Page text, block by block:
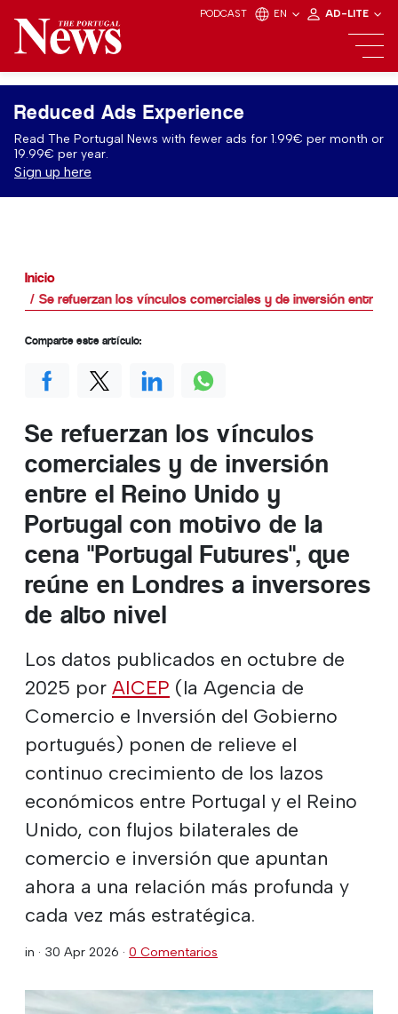
PODCAST EN AD-LITE
Reduced Ads Experience
Read The Portugal News with fewer ads for 1.99€ per month or
19.99€ per year.
Sign up here
Inicio
Se refuerzan los vínculos comerciales y de inversión entre
Se refuerzan los vínculos
comerciales y de inversión
entre el Reino Unido y
Portugal con motivo de la
cena "Portugal Futures", que
reúne en Londres a inversores
de alto nivel
Los datos publicados en octubre de
2025 por AICEP (la Agencia de
Comercio e Inversión del Gobierno
portugués) ponen de relieve el
continuo crecimiento de los lazos
económicos entre Portugal y el Reino
Unido, con flujos bilaterales de
comercio e inversión que apuntan
ahora a una relación más profunda y
cada vez más estratégica.
in · 30 Apr 2026 · 0 Comentarios
Comparte este artículo: